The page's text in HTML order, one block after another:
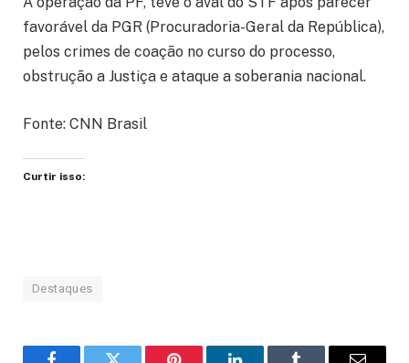
favorável da PGR (Procuradoria-Geral da República),
pelos crimes de coação no curso do processo,
obstrução a Justiça e ataque a soberania nacional.
Fonte: CNN Brasil
Curtir isso:
Destaques